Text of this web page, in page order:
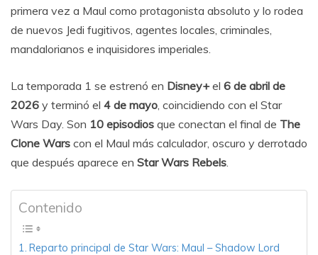
primera vez a Maul como protagonista absoluto y lo rodea
de nuevos Jedi fugitivos, agentes locales, criminales,
mandalorianos e inquisidores imperiales.
La temporada 1 se estrenó en Disney+el 6 de abril de
2026 y terminó el 4 de mayo, coincidiendo con el Star
Wars Day. Son 10 episodios que conectan el final de The
Clone Wars con el Maul más calculador, oscuro y derrotado
que después aparece en Star Wars Rebels.
Contenido
Reparto principal de Star Wars: Maul – Shadow Lord